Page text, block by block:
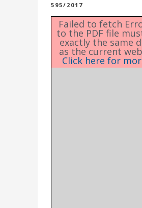
595/2017
Failed to fetch
to the PDF file
exactly the same
as the current
Click here for